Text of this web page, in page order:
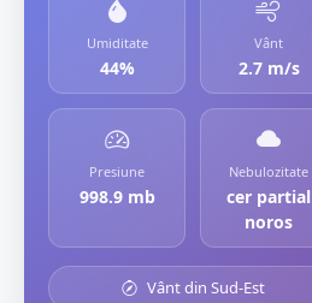
Umiditate
44%
Vânt
2.7 m/s
Presiune
998.9 mb
Nebulozitate
cer partial
noros
Vânt din Sud-Est